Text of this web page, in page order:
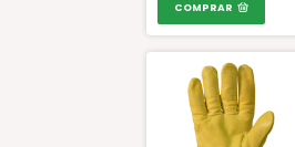
COMPRAR